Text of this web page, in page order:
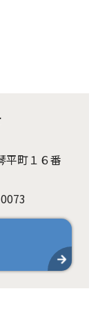
平町１６番